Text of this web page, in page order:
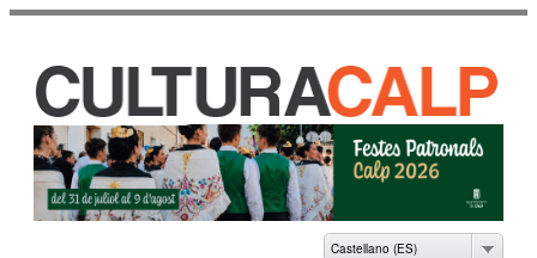
principal
CASA DE CULTURA
JAUME PASTOR I
Castellano (ES)